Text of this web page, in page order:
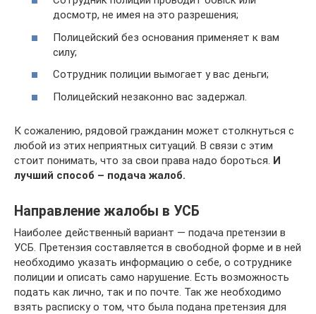
досмотр, не имея на это разрешения;
Полицейский без основания применяет к вам
силу;
Сотрудник полиции вымогает у вас деньги;
Полицейский незаконно вас задержал.
К сожалению, рядовой гражданин может столкнуться с
любой из этих неприятных ситуаций. В связи с этим
стоит понимать, что за свои права надо бороться. И
лучший способ – подача жалоб.
Направление жалобы в УСБ
Наиболее действенный вариант — подача претензии в
УСБ. Претензия составляется в свободной форме и в ней
необходимо указать информацию о себе, о сотруднике
полиции и описать само нарушение. Есть возможность
подать как лично, так и по почте. Так же необходимо
взять расписку о том, что была подана претензия для